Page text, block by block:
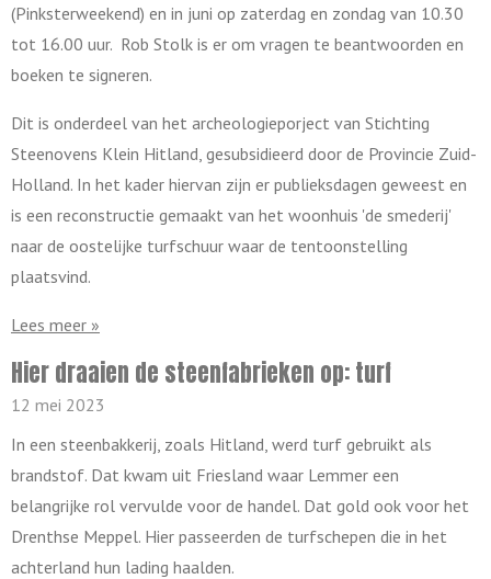
(Pinksterweekend) en in juni op zaterdag en zondag van 10.30
tot 16.00 uur. Rob Stolk is er om vragen te beantwoorden en
boeken te signeren.
Dit is onderdeel van het archeologieporject van Stichting
Steenovens Klein Hitland, gesubsidieerd door de Provincie Zuid-
Holland. In het kader hiervan zijn er publieksdagen geweest en
is een reconstructie gemaakt van het woonhuis 'de smederij'
naar de oostelijke turfschuur waar de tentoonstelling
plaatsvind.
Lees meer »
Hier draaien de steenfabrieken op: turf
12 mei 2023
In een steenbakkerij, zoals Hitland, werd turf gebruikt als
brandstof. Dat kwam uit Friesland waar Lemmer een
belangrijke rol vervulde voor de handel. Dat gold ook voor het
Drenthse Meppel. Hier passeerden de turfschepen die in het
achterland hun lading haalden.